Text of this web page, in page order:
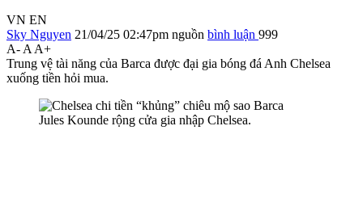
VN EN
Sky Nguyen 21/04/25 02:47pm nguồn bình luận 999
A- A A+
Trung vệ tài năng của Barca được đại gia bóng đá Anh Chelsea
xuống tiền hỏi mua.
Jules Kounde rộng cửa gia nhập Chelsea.